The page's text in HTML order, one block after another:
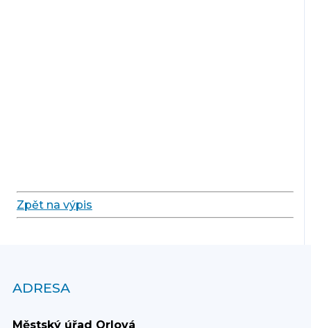
Zpět na výpis
ADRESA
Městský úřad Orlová